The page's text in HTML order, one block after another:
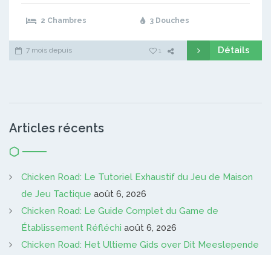
2 Chambres 3 Douches
7 mois depuis 1 Détails
Articles récents
Chicken Road: Le Tutoriel Exhaustif du Jeu de Maison
de Jeu Tactique août 6, 2026
Chicken Road: Le Guide Complet du Game de
Établissement Réfléchi août 6, 2026
Chicken Road: Het Ultieme Gids over Dit Meeslepende